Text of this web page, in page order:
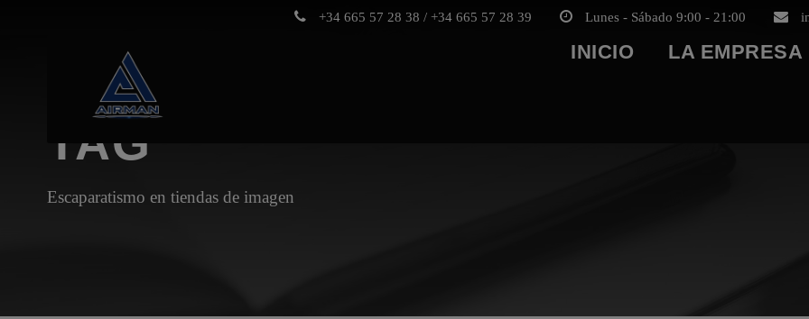
+34 665 57 28 38 / +34 665 57 28 39 Lunes - Sábado 9:00 - 21:00
INICIO LA EMPRESA
TAG
Escaparatismo en tiendas de imagen